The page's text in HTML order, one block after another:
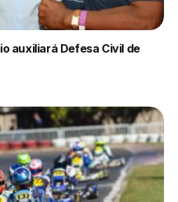
auxiliará Defesa Civil de